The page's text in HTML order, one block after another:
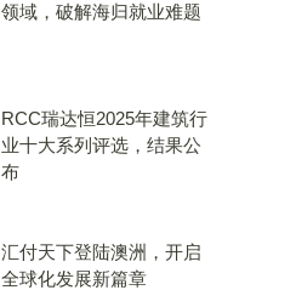
领域，破解海归就业难题
RCC瑞达恒2025年建筑行
业十大系列评选，结果公
布
汇付天下登陆澳洲，开启
全球化发展新篇章